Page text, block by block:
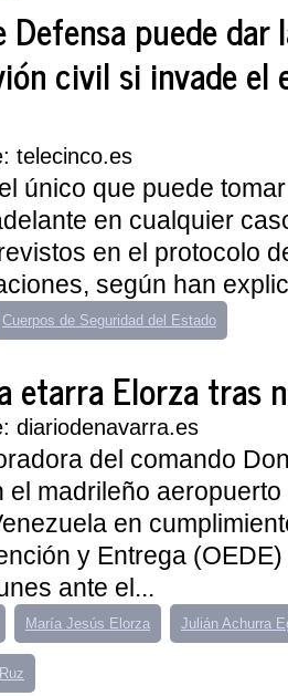
puede dar
civil si invade el
telecinco.es
único que puede
en cualquier
en el protocolo
según han
Cuerpos de Seguridad del Estado
etarra Elorza tras
diariodenavarra.es
del comando
el madrileño
en
y Entrega
ante el...
María Jesús Elorza Julián Achurra